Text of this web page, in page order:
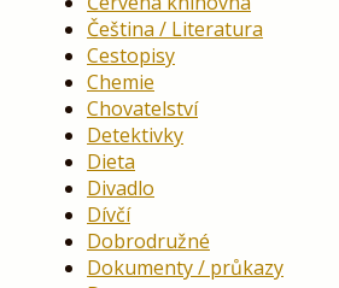
Čeština / Literatura
Cestopisy
Chemie
Chovatelství
Detektivky
Dieta
Divadlo
Dívčí
Dobrodružné
Dokumenty / průkazy